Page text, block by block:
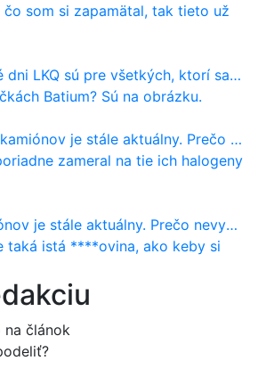
čo som si zapamätal, tak tieto už
sú pre všetkých, ktorí sa chcú dozvedieť niečo viac
Batium? Sú na obrázku.
je stále aktuálny. Prečo nevyhynul ako pri osobákoch?
zameral na tie ich halogeny
aktuálny. Prečo nevyhynul ako pri osobákoch?
taká istá ****ovina, ako keby si
na článok